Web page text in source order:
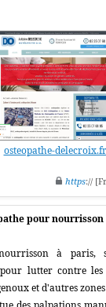
osteopathe-delecroix.fr
https://
pour nourrisson
à paris,
lutter contre
et d'autres